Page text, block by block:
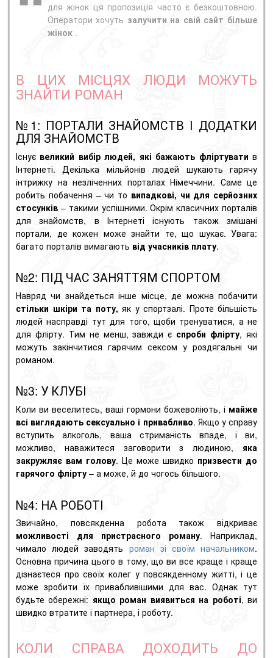
для жінок ця пропозиція часто є безкоштовною.
Оператори хочуть залучити на свій сайт більше
жінок.
В ЦИХ МІСЦЯХ ЛЮДИ МОЖУТЬ
ЗНАЙТИ РОМАН
№1: ПОРТАЛИ ЗНАЙОМСТВ І ДОДАТКИ
ДЛЯ ЗНАЙОМСТВ
Існує великий вибір людей, які бажають фліртувати в
Інтернеті. Декілька мільйонів людей шукають гарячу
інтрижку на незліченних порталах Німеччини. Саме це
робить побачення – чи то випадкові, чи для серйозних
стосунків – такими успішними. Окрім класичних порталів
для знайомств, в Інтернеті існують також змішані
портали, де кожен може знайти те, що шукає. Увага:
багато порталів вимагають від учасників плату.
№2: ПІД ЧАС ЗАНЯТТЯМ СПОРТОМ
Навряд чи знайдеться інше місце, де можна побачити
стільки шкіри та поту, як у спортзалі. Проте більшість
людей насправді тут для того, щоби тренуватися, а не
для флірту. Тим не менш, завжди є спроби флірту, які
можуть закінчитися гарячим сексом у роздягальні чи
романом.
№3: У КЛУБІ
Коли ви веселитесь, ваші гормони божеволіють, і майже
всі виглядають сексуально і привабливо. Якщо у справу
вступить алкоголь, ваша стриманість впаде, і ви,
можливо, наважитеся заговорити з людиною, яка
закружляє вам голову. Це може швидко призвести до
гарячого флірту – а може, й до чогось більшого.
№4: НА РОБОТІ
Звичайно, повсякденна робота також відкриває
можливості для пристрасного роману. Наприклад,
чимало людей заводять роман зі своїм начальником.
Основна причина цього в тому, що ви все краще і краще
дізнаєтеся про своїх колег у повсякденному житті, і це
може зробити їх привабливішими для вас. Однак тут
будьте обережні: якщо роман виявиться на роботі, ви
швидко втратите і партнера, і роботу.
КОЛИ СПРАВА ДОХОДИТЬ ДО